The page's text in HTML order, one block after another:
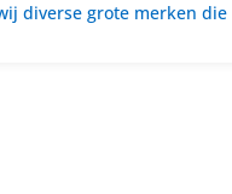
diverse grote merken